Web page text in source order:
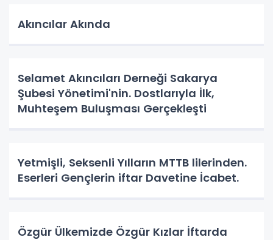
Akıncılar Akında
Selamet Akıncıları Derneği Sakarya
Şubesi Yönetimi'nin. Dostlarıyla İlk,
Muhteşem Buluşması Gerçekleşti
Yetmişli, Seksenli Yılların MTTB lilerinden.
Eserleri Gençlerin iftar Davetine İcabet.
Özgür Ülkemizde Özgür Kızlar İftarda